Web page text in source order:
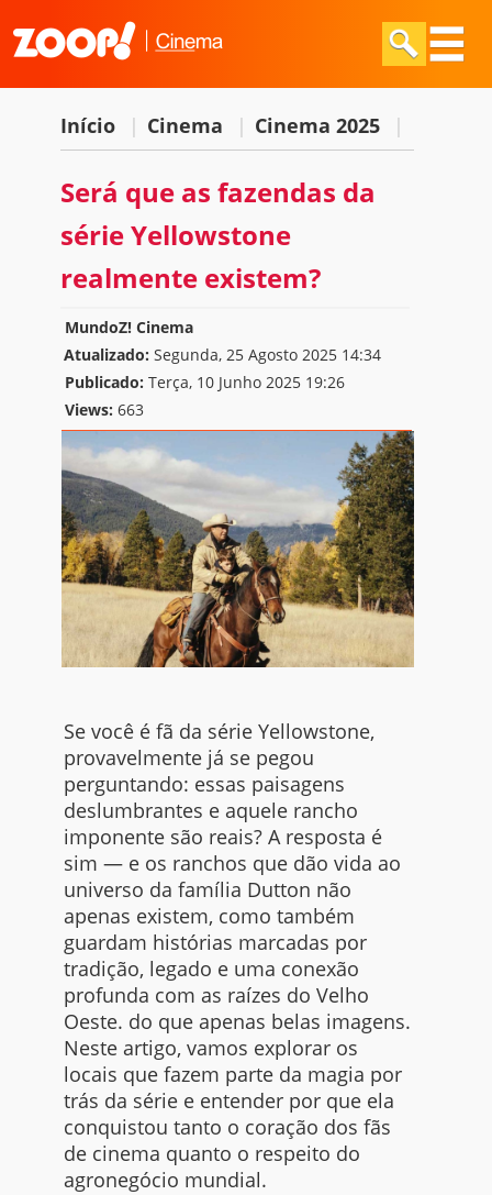
Início | Cinema | Cinema 2025 |
Será que as fazendas da
série Yellowstone
realmente existem?
MundoZ! Cinema
Atualizado: Segunda, 25 Agosto 2025 14:34
Publicado: Terça, 10 Junho 2025 19:26
Views: 663
Se você é fã da série Yellowstone,
provavelmente já se pegou
perguntando: essas paisagens
deslumbrantes e aquele rancho
imponente são reais? A resposta é
sim — e os ranchos que dão vida ao
universo da família Dutton não
apenas existem, como também
guardam histórias marcadas por
tradição, legado e uma conexão
profunda com as raízes do Velho
Oeste. do que apenas belas imagens.
Neste artigo, vamos explorar os
locais que fazem parte da magia por
trás da série e entender por que ela
conquistou tanto o coração dos fãs
de cinema quanto o respeito do
agronegócio mundial.